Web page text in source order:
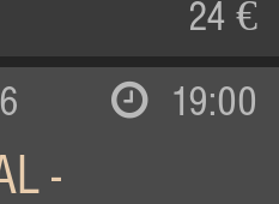
24 €
19:00
-